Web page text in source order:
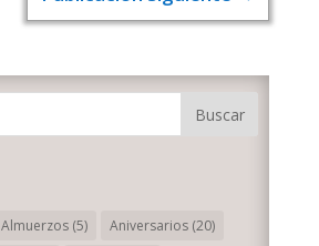
Almuerzos(5) Aniversarios(20)